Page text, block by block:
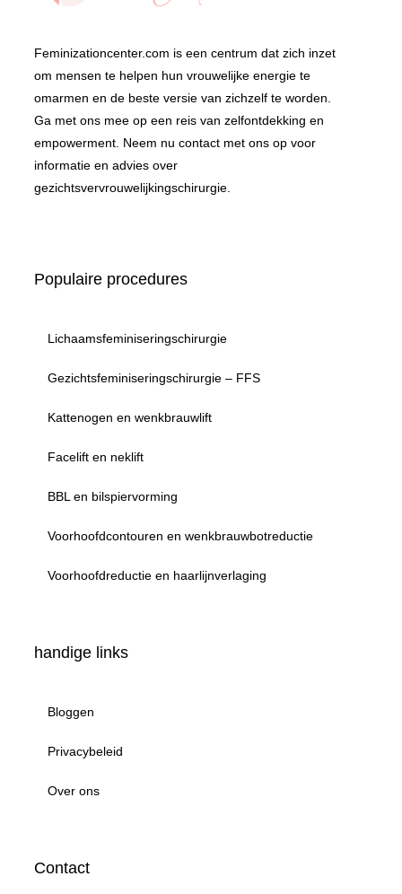
Feminizationcenter.com is een centrum dat zich inzet
om mensen te helpen hun vrouwelijke energie te
omarmen en de beste versie van zichzelf te worden.
Ga met ons mee op een reis van zelfontdekking en
empowerment. Neem nu contact met ons op voor
informatie en advies over
gezichtsvervrouwelijkingschirurgie.
Populaire procedures
Lichaamsfeminiseringschirurgie
Gezichtsfeminiseringschirurgie – FFS
Kattenogen en wenkbrauwlift
Facelift en neklift
BBL en bilspiervorming
Voorhoofdcontouren en wenkbrauwbotreductie
Voorhoofdreductie en haarlijnverlaging
handige links
Bloggen
Privacybeleid
Over ons
Contact